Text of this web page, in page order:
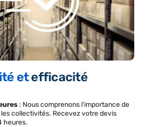
etefficacité
: Nous comprenons l’importance de
collectivités. Recevez votre devis
heures.